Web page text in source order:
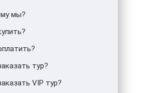
мы?
тур?
VIP тур?